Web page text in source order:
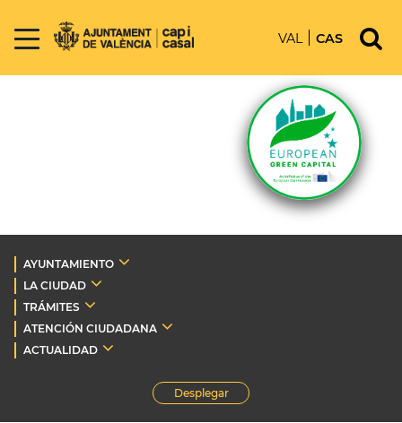
VAL CAS
AYUNTAMIENTO
LA CIUDAD
TRÁMITES
ATENCIÓN CIUDADANA
ACTUALIDAD
Desplegar